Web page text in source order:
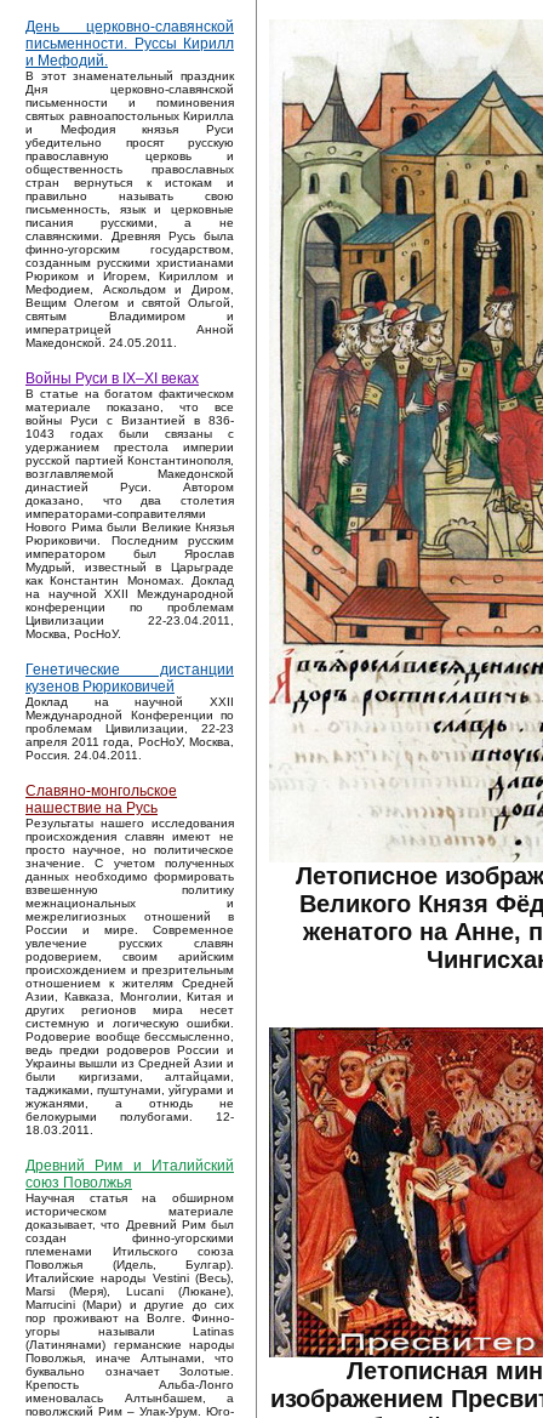
День церковно-славянской
письменности. Руссы Кирилл
и Мефодий.
В этот знаменательный праздник
Дня церковно-славянской
письменности и поминовения
святых равноапостольных Кирилла
и Мефодия князья Руси
убедительно просят русскую
православную церковь и
общественность православных
стран вернуться к истокам и
правильно называть свою
письменность, язык и церковные
писания русскими, а не
славянскими. Древняя Русь была
финно-угорским государством,
созданным русскими христианами
Рюриком и Игорем, Кириллом и
Мефодием, Аскольдом и Диром,
Вещим Олегом и святой Ольгой,
святым Владимиром и
императрицей Анной
Македонской. 24.05.2011.
Войны Руси в IX–XI веках
В статье на богатом фактическом
материале показано, что все
войны Руси с Византией в 836-
1043 годах были связаны с
удержанием престола империи
русской партией Константинополя,
возглавляемой Македонской
династией Руси. Автором
доказано, что два столетия
императорами-соправителями
Нового Рима были Великие Князья
Рюриковичи. Последним русским
императором был Ярослав
Мудрый, известный в Царьграде
как Константин Мономах. Доклад
на научной XXII Международной
конференции по проблемам
Цивилизации 22-23.04.2011,
Москва, РосНоУ.
Генетические дистанции
кузенов Рюриковичей
Доклад на научной XXII
Международной Конференции по
проблемам Цивилизации, 22-23
апреля 2011 года, РосНоУ, Москва,
Россия. 24.04.2011.
Славяно-монгольское
нашествие на Русь
Результаты нашего исследования
происхождения славян имеют не
просто научное, но политическое
значение. С учетом полученных
данных необходимо формировать
взвешенную политику
межнациональных и
межрелигиозных отношений в
России и мире. Современное
увлечение русских славян
родоверием, своим арийским
происхождением и презрительным
отношением к жителям Средней
Азии, Кавказа, Монголии, Китая и
других регионов мира несет
системную и логическую ошибки.
Родоверие вообще бессмысленно,
ведь предки родоверов России и
Украины вышли из Средней Азии и
были киргизами, алтайцами,
таджиками, пуштунами, уйгурами и
жужанями, а отнюдь не
белокурыми полубогами. 12-
18.03.2011.
Древний Рим и Италийский
союз Поволжья
Научная статья на обширном
историческом материале
доказывает, что Древний Рим был
создан финно-угорскими
племенами Итильского союза
Поволжья (Идель, Булгар).
Италийские народы Vestini (Весь),
Marsi (Меря), Lucani (Люкане),
Marrucini (Мари) и другие до сих
пор проживают на Волге. Финно-
угоры называли Latinas
(Латинянами) германские народы
Поволжья, иначе Алтынами, что
буквально означает Золотые.
Крепость Альба-Лонго
именовалась Алтынбашем, а
поволжский Рим – Улак-Урум. Юго-
Летописное
Великого Князя
женатого на Анне,
Летописная
изображением